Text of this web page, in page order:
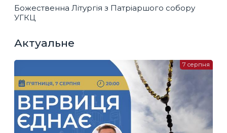
Божественна Літургія з Патріаршого собору
УГКЦ
Актуальне
7 серпня